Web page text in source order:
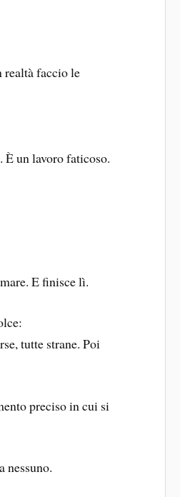
realtà faccio le
un lavoro faticoso.
E finisce lì.
tutte strane. Poi
preciso in cui si
nessuno.